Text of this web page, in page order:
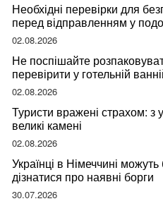
Необхідні перевірки для
перед відправленням у
02.08.2026
Не поспішайте
перевірити у готельній
мандрівниці
02.08.2026
Туристи вражені страхом:
великі камені
02.08.2026
Українці в Німеччині
дізнатися про наявні борги
30.07.2026